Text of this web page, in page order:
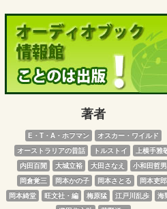
著者
E・T・A・ホフマン
オスカー・ワイルド
オーストラリアの昔話
トルストイ
上横手雅
内田百閒
大城立裕 大田さなえ
小和田哲男
岡倉覚三
岡本かの子 岡本さとる
岡本吏郎
岡本綺堂
旺文社・編 梅原猛 江戸川乱歩
海